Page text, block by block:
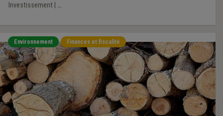
Investissement| ...
Environnement Finances et fiscalité